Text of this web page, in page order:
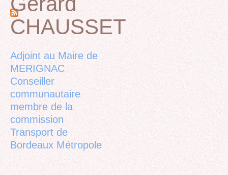
Back
to
CHAUSSET
Adjoint au Maire de
MERIGNAC
Conseiller
communautaire
membre de la
commission
Transport de
Bordeaux Métropole